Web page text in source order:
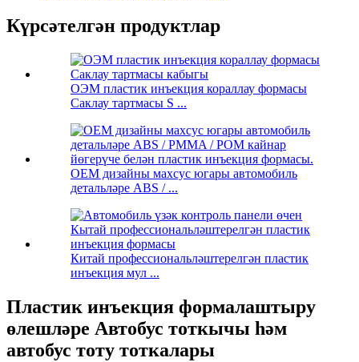
Күрсәтелгән продуктлар
ОЭМ пластик инъекция кораллау формасы
Саклау тартмасы S ...
OEM дизайны махсус югары автомобиль
детальләре ABS / ...
Китай профессиональләштерелгән пластик
инъекция мул ...
Пластик инъекция формалаштыру
өлешләре Автобус тоткычы һәм
автобус тоту тоткалары